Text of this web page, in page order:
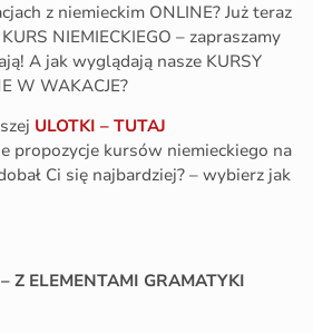
z niemieckim ONLINE? Już teraz
NIEMIECKIEGO – zapraszamy
A jak wyglądają nasze KURSY
W WAKACJE?
ULOTKI – TUTAJ
propozycje kursów niemieckiego na
Ci się najbardziej? – wybierz jak
Z ELEMENTAMI GRAMATYKI